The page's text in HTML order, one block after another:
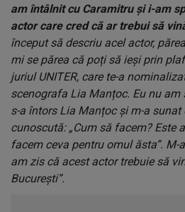
am întâlnit cu Caramitru și i-am
actor care cred că ar trebui să
început să descriu acel actor,
mi se părea că poți să ieși prin
juriul UNITER, care te-a
scenografa Lia Manțoc. Eu nu
s-a întors Lia Manțoc și m-a sunat
cunoscută: „Cum să facem? Este
facem ceva pentru omul ăsta”.
am zis că acest actor trebuie să
București”.